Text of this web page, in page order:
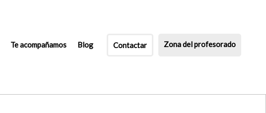
Te acompañamos Blog Contactar Zona del profesorado